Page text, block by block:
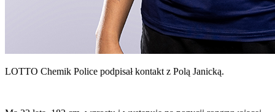
LOTTO Chemik Police podpisał kontakt z Polą Janicką.